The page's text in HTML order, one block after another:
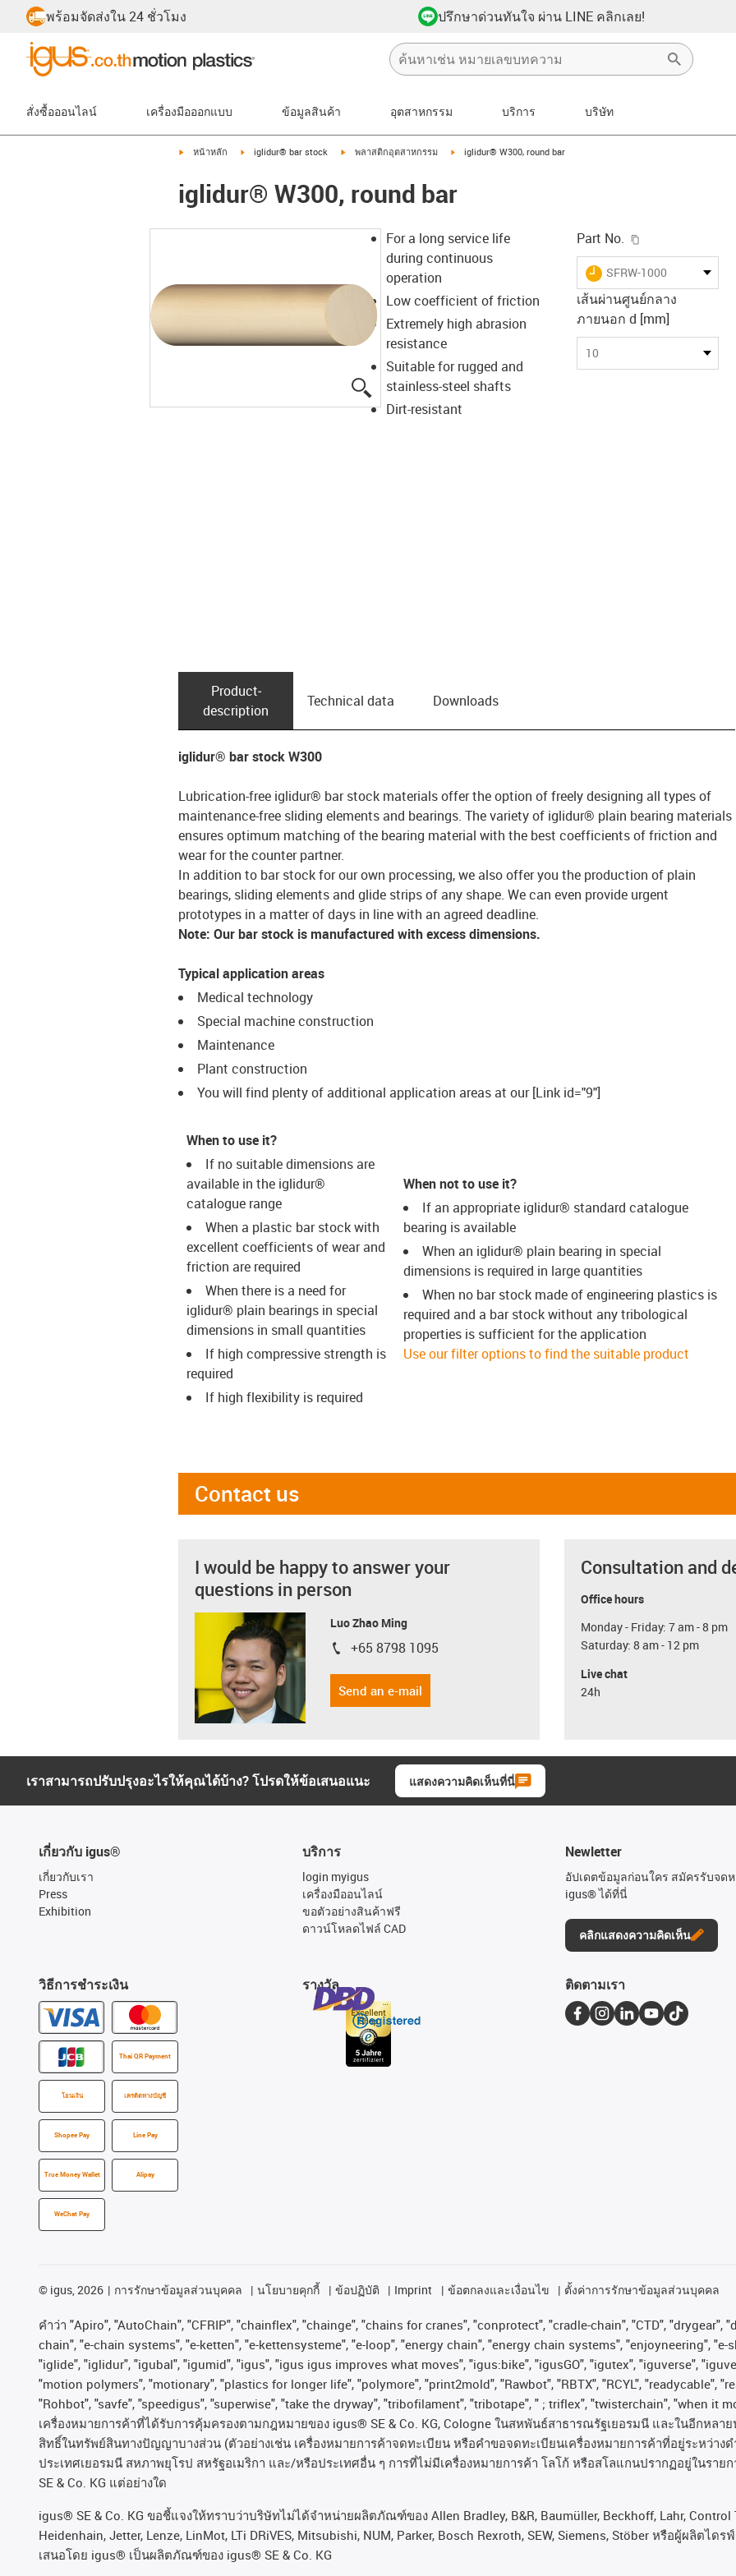
พร้อมจัดส่งใน 24 ชั่วโมง ปรึกษาด่วนทันใจ ผ่าน LINE คลิกเลย!
สั่งซื้อออนไลน์ เครื่องมือออกแบบ ข้อมูลสินค้า อุตสาหกรรม บริการ บริษัท
igus-icon-arrow-right
หน้าหลัก igus-icon-arrow-right
iglidur® bar stock igus-icon-arrow-right
พลาสติกอุตสาหกรรม igus-icon-arrow-right
iglidur® W300, round bar
iglidur® W300, round bar
igus-icon-lupe
For a long service life
during continuous
operation
Low coefficient of friction
Extremely high abrasion
resistance
Suitable for rugged and
stainless-steel shafts
Dirt-resistant
Part No.
igus-icon-lieferzeit
SFRW-1000
เส้นผ่านศูนย์กลาง
ภายนอก d [mm]
10
Product­
description
Technical data Downloads
iglidur® bar stock W300
Lubrication-free iglidur® bar stock materials offer the option of freely designing all types of
maintenance-free sliding elements and bearings. The variety of iglidur® plain bearing materials
ensures optimum matching of the bearing material with the best coefficients of friction and
wear for the counter partner.
In addition to bar stock for our own processing, we also offer you the production of plain
bearings, sliding elements and glide strips of any shape. We can even provide urgent
prototypes in a matter of days in line with an agreed deadline.
Note: Our bar stock is manufactured with excess dimensions.
Typical application areas
Medical technology
Special machine construction
Maintenance
Plant construction
You will find plenty of additional application areas at our [Link id="9"]
When to use it?
If no suitable dimensions are
available in the iglidur®
catalogue range
When a plastic bar stock with
excellent coefficients of wear and
friction are required
When there is a need for
iglidur® plain bearings in special
dimensions in small quantities
If high compressive strength is
required
If high flexibility is required
When not to use it?
If an appropriate iglidur® standard catalogue
bearing is available
When an iglidur® plain bearing in special
dimensions is required in large quantities
When no bar stock made of engineering plastics is
required and a bar stock without any tribological
properties is sufficient for the application
Use our filter options to find the suitable product
Contact us
I would be happy to answer your
questions in person
Luo Zhao Ming
igus-icon-phone
+65 8798 1095
Send an e-mail
Consultation and
Office hours
Monday - Friday: 7 am - 8 pm
Saturday: 8 am - 12 pm
Live chat
24h
เราสามารถปรับปรุงอะไรให้คุณได้บ้าง? โปรดให้ข้อเสนอแนะ แสดงความคิดเห็นที่นี่
เกี่ยวกับ igus®
เกี่ยวกับเรา
Press
Exhibition
วิธีการชำระเงิน
Thai QR Payment
โอนเงิน เครดิตทางบัญชี
Shopee Pay Line Pay
True Money Wallet Alipay
WeChat Pay
บริการ
login myigus
เครื่องมืออนไลน์
ขอตัวอย่างสินค้าฟรี
ดาวน์โหลดไฟล์ CAD
รางวัล
Newletter
อัปเดตข้อมูลก่อนใคร สมัครรับจด
igus® ได้ที่นี่
คลิกแสดงความคิดเห็น
ติดตามเรา
© igus, 2026 การรักษาข้อมูลส่วนบุคคล นโยบายคุกกี้ ข้อปฏิบัติ Imprint ข้อตกลงและเงื่อนไข ตั้งค่าการรักษาข้อมูลส่วนบุคคล
คําว่า "Apiro", "AutoChain", "CFRIP", "chainflex", "chainge", "chains for cranes", "conprotect", "cradle-chain", "CTD", "drygear",
chain", "e-chain systems", "e-ketten", "e-kettensysteme", "e-loop", "energy chain", "energy chain systems", "enjoyneering", "e-
"iglide", "iglidur", "igubal", "igumid", "igus", "igus igus improves what moves", "igus:bike", "igusGO", "igutex", "iguverse",
"motion polymers", "motionary", "plastics for longer life", "polymore", "print2mold", "Rawbot", "RBTX", "RCYL", "readycable",
"Rohbot", "savfe", "speedigus", "superwise", "take the dryway", "tribofilament", "tribotape", " ; triflex", "twisterchain", "when it
เครื่องหมายการค้าที่ได้รับการคุ้มครองตามกฎหมายของ igus® SE & Co. KG, Cologne ในสหพันธ์สาธารณรัฐเยอรมนี และในอีกหลาย
สิทธิ์ในทรัพย์สินทางปัญญาบางส่วน (ตัวอย่างเช่น เครื่องหมายการค้าจดทะเบียน หรือคำขอจดทะเบียนเครื่องหมายการค้าที่อยู่ระหว่างด
ประเทศเยอรมนี สหภาพยุโรป สหรัฐอเมริกา และ/หรือประเทศอื่น ๆ การที่ไม่มีเครื่องหมายการค้า โลโก้ หรือสโลแกนปรากฏอยู่ในราย
SE & Co. KG แต่อย่างใด
igus® SE & Co. KG ขอชี้แจงให้ทราบว่าบริษัทไม่ได้จําหน่ายผลิตภัณฑ์ของ Allen Bradley, B&R, Baumüller, Beckhoff, Lahr, Control
Heidenhain, Jetter, Lenze, LinMot, LTi DRiVES, Mitsubishi, NUM, Parker, Bosch Rexroth, SEW, Siemens, Stöber หรือผู้ผลิต
เสนอโดย igus® เป็นผลิตภัณฑ์ของ igus® SE & Co. KG